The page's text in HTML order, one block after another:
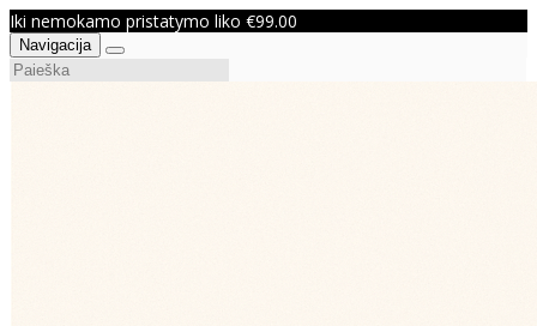
Iki nemokamo pristatymo liko €99.00
Navigacija